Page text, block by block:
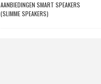
AANBIEDINGEN SMART SPEAKERS
(SLIMME SPEAKERS)